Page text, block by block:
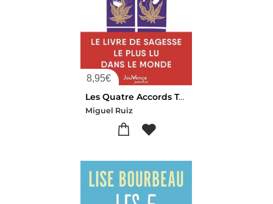
8,95€
Les Quatre Accords Tolteques : La Voie De La Liberte Personnelle
Miguel Ruiz